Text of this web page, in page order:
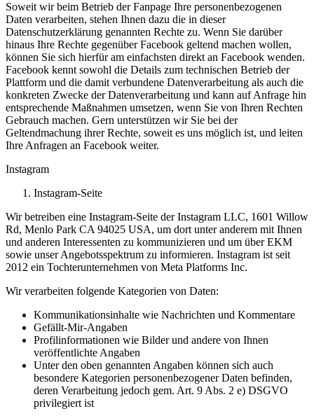
Soweit wir beim Betrieb der Fanpage Ihre personenbezogenen
Daten verarbeiten, stehen Ihnen dazu die in dieser
Datenschutzerklärung genannten Rechte zu. Wenn Sie darüber
hinaus Ihre Rechte gegenüber Facebook geltend machen wollen,
können Sie sich hierfür am einfachsten direkt an Facebook wenden.
Facebook kennt sowohl die Details zum technischen Betrieb der
Plattform und die damit verbundene Datenverarbeitung als auch die
konkreten Zwecke der Datenverarbeitung und kann auf Anfrage hin
entsprechende Maßnahmen umsetzen, wenn Sie von Ihren Rechten
Gebrauch machen. Gern unterstützen wir Sie bei der
Geltendmachung ihrer Rechte, soweit es uns möglich ist, und leiten
Ihre Anfragen an Facebook weiter.
Instagram
Instagram-Seite
Wir betreiben eine Instagram-Seite der Instagram LLC, 1601 Willow
Rd, Menlo Park CA 94025 USA, um dort unter anderem mit Ihnen
und anderen Interessenten zu kommunizieren und um über EKM
sowie unser Angebotsspektrum zu informieren. Instagram ist seit
2012 ein Tochterunternehmen von Meta Platforms Inc.
Wir verarbeiten folgende Kategorien von Daten:
Kommunikationsinhalte wie Nachrichten und Kommentare
Gefällt-Mir-Angaben
Profilinformationen wie Bilder und andere von Ihnen
veröffentlichte Angaben
Unter den oben genannten Angaben können sich auch
besondere Kategorien personenbezogener Daten befinden,
deren Verarbeitung jedoch gem. Art. 9 Abs. 2 e) DSGVO
privilegiert ist